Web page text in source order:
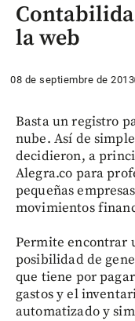
la web
08 de septiembre de 2013
Basta un registro
nube. Así de
decidieron, a
Alegra.co para
pequeñas
movimientos
Permite encontrar
posibilidad de
que tiene por
gastos y el
automatizado y